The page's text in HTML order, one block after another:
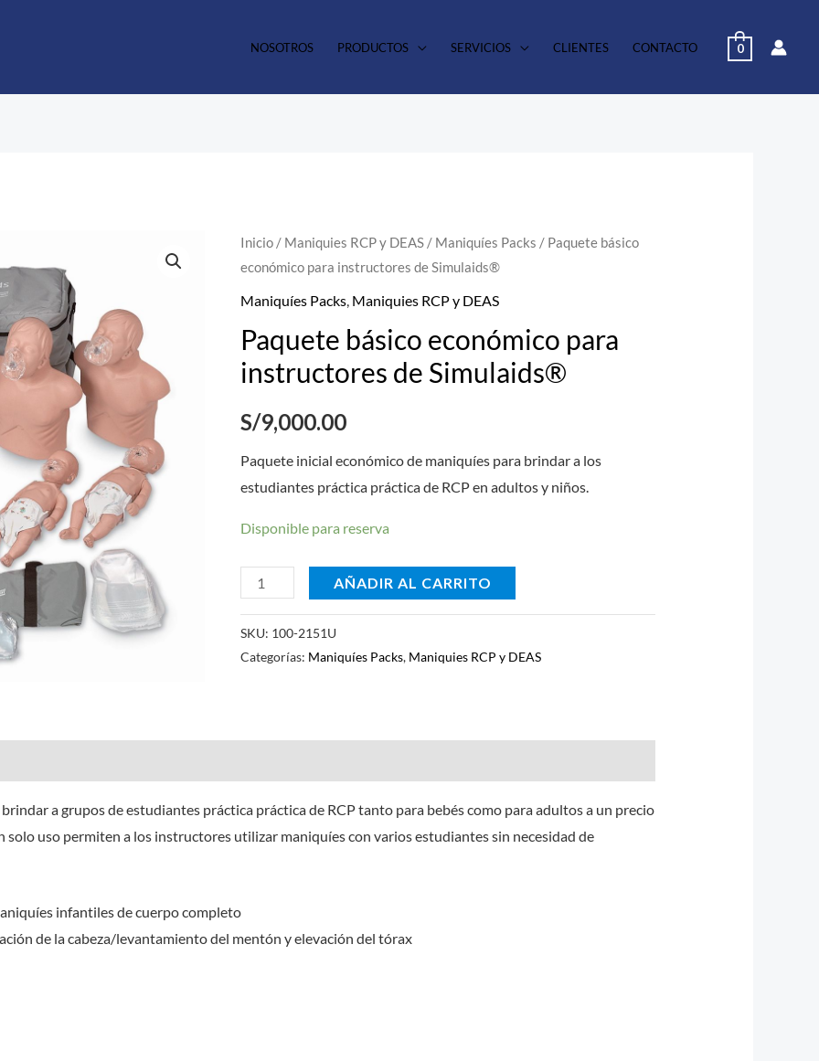
NOSOTROS PRODUCTOS SERVICIOS CLIENTES CONTACTO 0
Inicio / Maniquies RCP y DEAS / Maniquíes Packs / Paquete básico
económico para instructores de Simulaids®
Maniquíes Packs, Maniquies RCP y DEAS
Paquete básico económico para
instructores de Simulaids®
S/9,000.00
Paquete inicial económico de maniquíes para brindar a los
estudiantes práctica práctica de RCP en adultos y niños.
Disponible para reserva
Paquete
básico
económico
instructores
de
cantidad
AÑADIR AL CARRITO
SKU: 100-2151U
Categorías: Maniquíes Packs, Maniquies RCP y DEAS
a grupos de estudiantes práctica práctica de RCP tanto para bebés como para adultos a un precio
solo uso permiten a los instructores utilizar maniquíes con varios estudiantes sin necesidad de
infantiles de cuerpo completo
de la cabeza/levantamiento del mentón y elevación del tórax